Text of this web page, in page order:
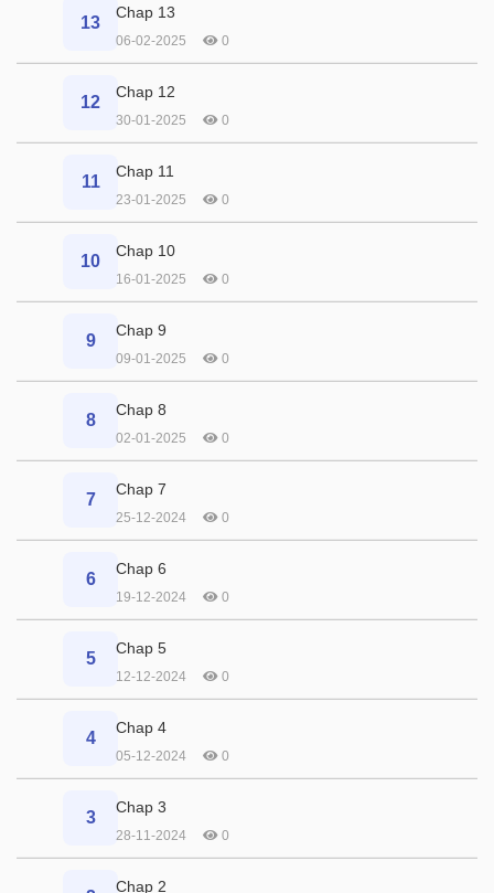
13
Chap 13
06-02-2025 0
12
Chap 12
30-01-2025 0
11
Chap 11
23-01-2025 0
10
Chap 10
16-01-2025 0
9
Chap 9
09-01-2025 0
8
Chap 8
02-01-2025 0
7
Chap 7
25-12-2024 0
6
Chap 6
19-12-2024 0
5
Chap 5
12-12-2024 0
4
Chap 4
05-12-2024 0
3
Chap 3
28-11-2024 0
Chap 2